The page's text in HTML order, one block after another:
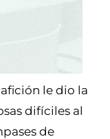
le dio la
difíciles al
de